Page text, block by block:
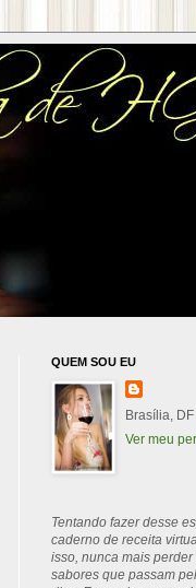
QUEM SOU EU
Brasília, DF
Ver meu
Tentando fazer desse
caderno de receita
isso, nunca mais perder
sabores que passam